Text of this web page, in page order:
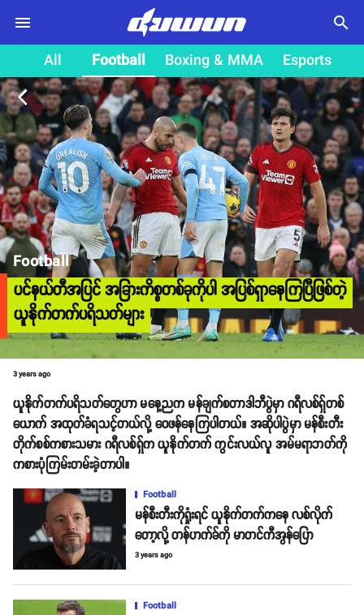
search
All Football Boxing & MMA Esports
arrow_back_ios
Football
ပင်နယ်တီအပြင် အခြားကိစ္စတစ်ခုကိုပါ အပြစ်ရှာနေကြပြီဖြစ်တဲ့
ယူနိုက်တက်ပရိသတ်များ
3 years ago
ယူနိုက်တက်ပရိသတ်တွေဟာ မနေ့ညက မန်ချက်စတာဒါဘီပွဲမှာ ဂရီလစ်ရှ်တစ်
ယောက် အထုတ်ခံရသင့်တယ်လို့​ ဝေဖန်နေကြပါတယ်။ အဆိုပါပွဲမှာ မန်စီးတီး
တိုက်စစ်ကစားသမား ဂရီလစ်ရှ်က ယူနိုက်တက် ကွင်းလယ်လူ အမ်မရာဘတ်ကို
ကစားပုံကြမ်းတမ်းခဲ့တာပါ။
Football
မန်စီးတီးကိုရှုံးရင် ယူနိုက်တက်ကနေ လစ်လိုက်
တော့လို့ တန်ဟက်ခ်ကို မာတင်ကီအွန်ပြော
3 years ago
Football